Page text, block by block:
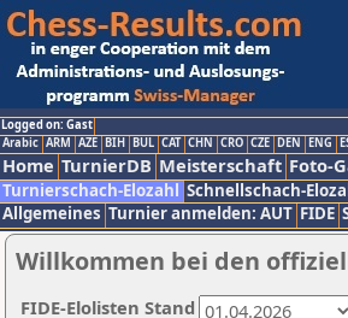
Logged on: Gast
Arabic ARM AZE BIH BUL CAT CHN CRO CZE DEN ENG
Home TurnierDB Meisterschaft Foto-
Turnierschach-Elozahl Schnellschach-
Allgemeines Turnier anmelden: AUT FIDE
Willkommen bei den
FIDE-Elolisten Stand